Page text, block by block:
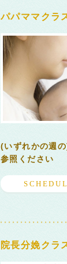
パパママクラ
(いずれかの週
参照ください
院長分娩クラ